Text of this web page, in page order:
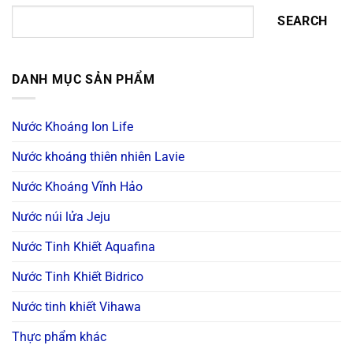
SEARCH
DANH MỤC SẢN PHẨM
Nước Khoáng Ion Life
Nước khoáng thiên nhiên Lavie
Nước Khoáng Vĩnh Hảo
Nước núi lửa Jeju
Nước Tinh Khiết Aquafina
Nước Tinh Khiết Bidrico
Nước tinh khiết Vihawa
Thực phẩm khác